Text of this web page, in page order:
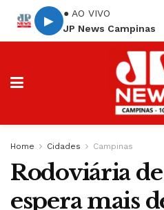
▶
● AO VIVO
JP News Campinas
Home Cidades Campinas
Rodoviária
espera mais